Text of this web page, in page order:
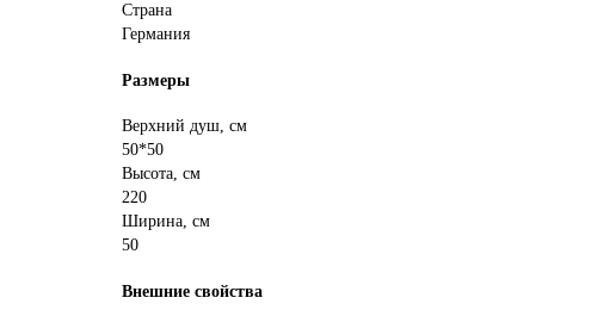
Страна
Германия
Размеры
Верхний душ, см
50*50
Высота, см
220
Ширина, см
50
Внешние свойства